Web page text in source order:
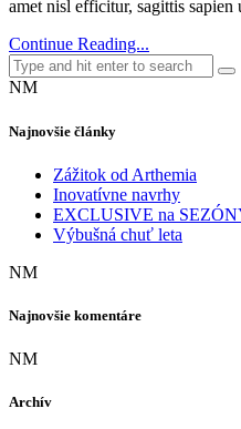
amet nisl efficitur, sagittis sapien
Continue Reading...
NM
Najnovšie články
Zážitok od Arthemia
Inovatívne navrhy
EXCLUSIVE na
Výbušná chuť leta
NM
Najnovšie komentáre
NM
Archív